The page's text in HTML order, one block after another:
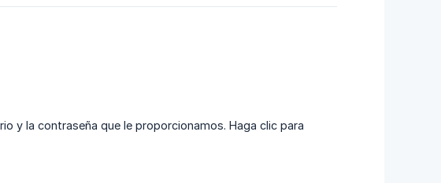
y la contraseña que le proporcionamos. Haga clic para